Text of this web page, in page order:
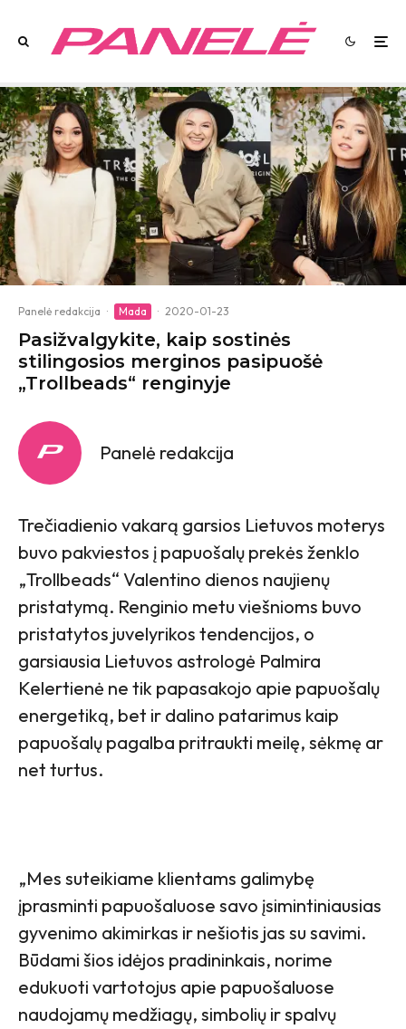
Panelė redakcija · Mada · 2020-01-23
Pasižvalgykite, kaip sostinės
stilingosios merginos pasipuošė
„Trollbeads“ renginyje
Panelė redakcija
Trečiadienio vakarą garsios Lietuvos moterys
buvo pakviestos į papuošalų prekės ženklo
„Trollbeads“ Valentino dienos naujienų
pristatymą. Renginio metu viešnioms buvo
pristatytos juvelyrikos tendencijos, o
garsiausia Lietuvos astrologė Palmira
Kelertienė ne tik papasakojo apie papuošalų
energetiką, bet ir dalino patarimus kaip
papuošalų pagalba pritraukti meilę, sėkmę ar
net turtus.
„Mes suteikiame klientams galimybę
įprasminti papuošaluose savo įsimintiniausias
gyvenimo akimirkas ir nešiotis jas su savimi.
Būdami šios idėjos pradininkais, norime
edukuoti vartotojus apie papuošaluose
naudojamų medžiagų, simbolių ir spalvų